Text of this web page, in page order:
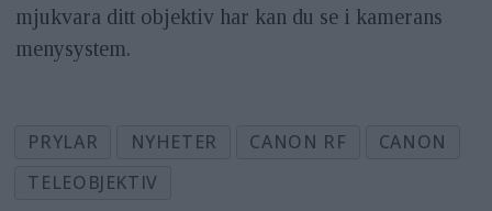
mjukvara ditt objektiv har kan du se i kamerans
menysystem.
PRYLAR NYHETER CANON RF
CANON
TELEOBJEKTIV